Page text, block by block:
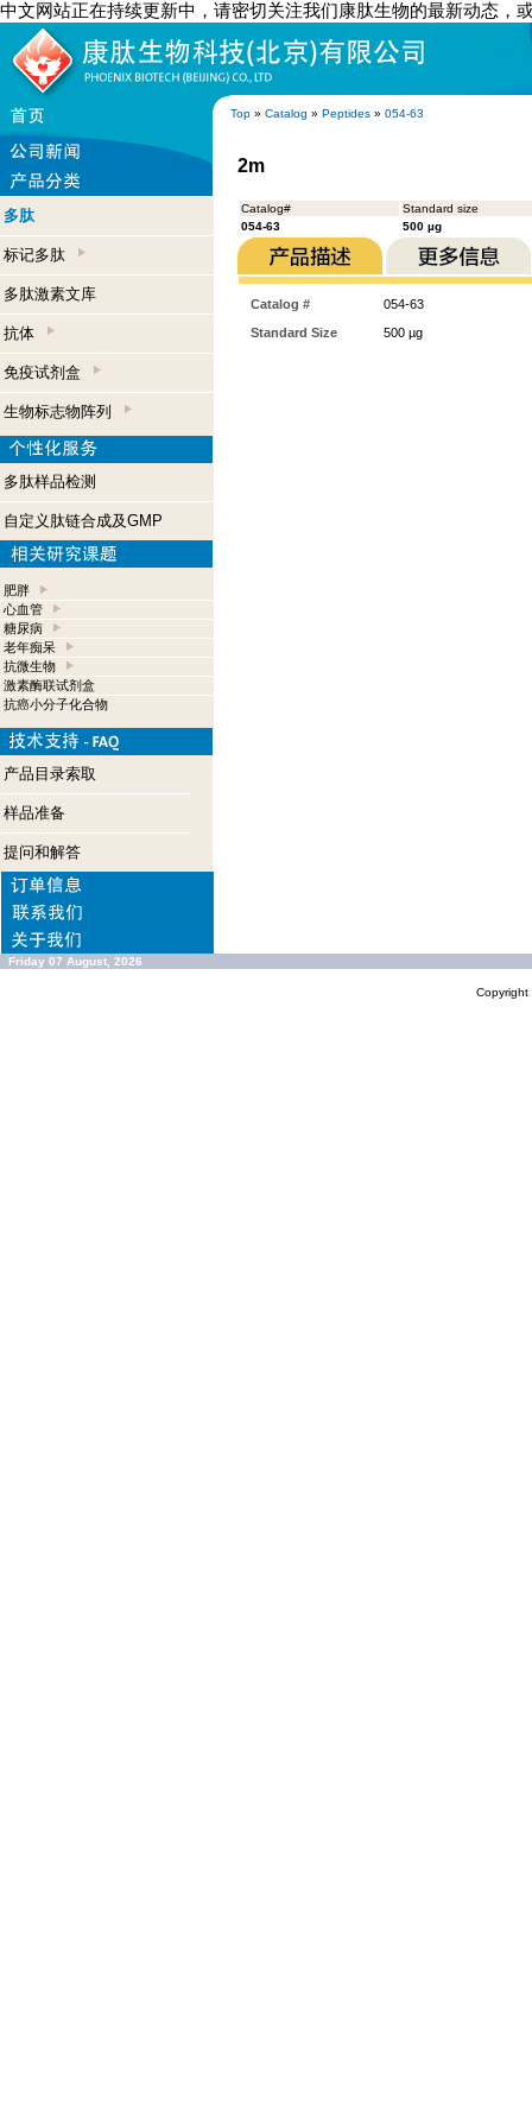
中文网站正在持续更新中，请密切关注我们康肽生物的最新动态，
Top » Catalog » Peptides » 054-63
多肽
标记多肽
多肽激素文库
抗体
免疫试剂盒
生物标志物阵列
多肽样品检测
自定义肽链合成及GMP
肥胖
心血管
糖尿病
老年痴呆
抗微生物
激素酶联试剂盒
抗癌小分子化合物
产品目录索取
样品准备
提问和解答
2m
Catalog#
Standard size
054-63
500 µg
Catalog #
054-63
Standard Size
500 µg
Friday 07 August, 2026